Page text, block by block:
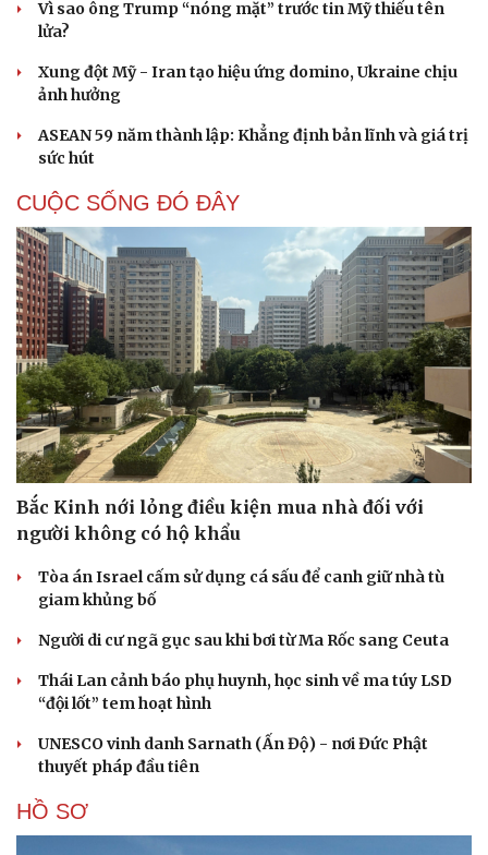
Vì sao ông Trump “nóng mặt” trước tin Mỹ thiếu tên
lửa?
Xung đột Mỹ - Iran tạo hiệu ứng domino, Ukraine chịu
ảnh hưởng
ASEAN 59 năm thành lập: Khẳng định bản lĩnh và giá trị
sức hút
CUỘC SỐNG ĐÓ ĐÂY
Bắc Kinh nới lỏng điều kiện mua nhà đối với
người không có hộ khẩu
Tòa án Israel cấm sử dụng cá sấu để canh giữ nhà tù
giam khủng bố
Người di cư ngã gục sau khi bơi từ Ma Rốc sang Ceuta
Thái Lan cảnh báo phụ huynh, học sinh về ma túy LSD
“đội lốt” tem hoạt hình
UNESCO vinh danh Sarnath (Ấn Độ) - nơi Đức Phật
thuyết pháp đầu tiên
HỒ SƠ